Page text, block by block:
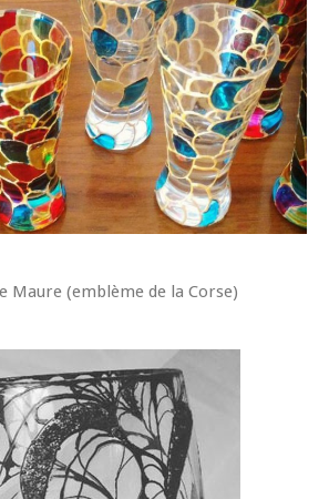
Maure (emblème de la Corse)